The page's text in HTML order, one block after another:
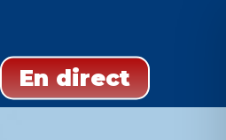
En direct